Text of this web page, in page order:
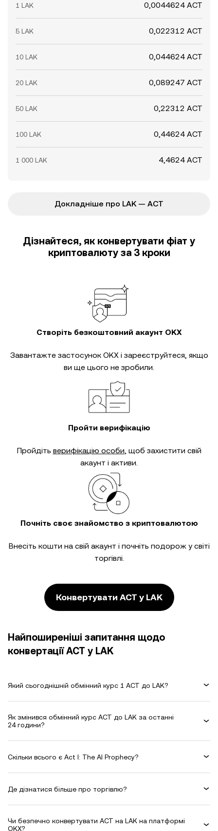
1 LAK 0,0044624 ACT
5 LAK 0,022312 ACT
10 LAK 0,044624 ACT
20 LAK 0,089247 ACT
50 LAK 0,22312 ACT
100 LAK 0,44624 ACT
1 000 LAK 4,4624 ACT
Докладніше про LAK — ACT
Дізнайтеся, як конвертувати фіат у
криптовалюту за 3 кроки
Створіть безкоштовний акаунт OKX
Завантажте застосунок OKX і зареєструйтеся, якщо
ви ще цього не зробили.
Пройти верифікацію
Пройдіть верифікацію особи, щоб захистити свій
акаунт і активи.
Почніть своє знайомство з криптовалютою
Внесіть кошти на свій акаунт і почніть подорож у світі
торгівлі.
Конвертувати ACT у LAK
Найпоширеніші запитання щодо
конвертації ACT у LAK
Який сьогоднішній обмінний курс 1 ACT до LAK?
Як змінився обмінний курс ACT до LAK за останні
24 години?
Скільки всього є Act I: The AI Prophecy?
Де дізнатися більше про торгівлю?
Чи безпечно конвертувати ACT на LAK на платформі
OKX?